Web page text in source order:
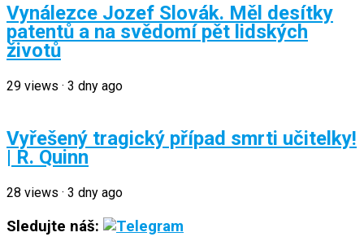
Vynálezce Jozef Slovák. Měl desítky
patentů a na svědomí pět lidských
životů
29 views · 3 dny ago
Vyřešený tragický případ smrti učitelky!
| R. Quinn
28 views · 3 dny ago
Sledujte náš: